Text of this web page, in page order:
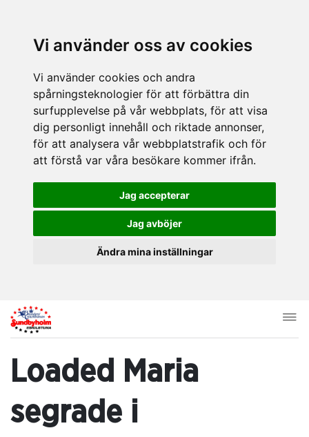
Vi använder oss av cookies
Vi använder cookies och andra
spårningsteknologier för att förbättra din
surfupplevelse på vår webbplats, för att visa
dig personligt innehåll och riktade annonser,
för att analysera vår webbplatstrafik och för
att förstå var våra besökare kommer ifrån.
Jag accepterar
Jag avböjer
Ändra mina inställningar
Loaded Maria
segrade i